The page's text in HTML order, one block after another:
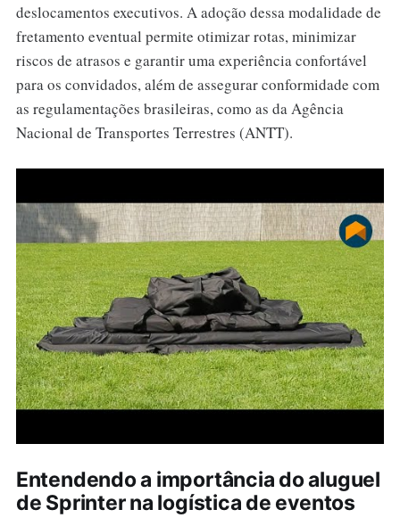
deslocamentos executivos. A adoção dessa modalidade de
fretamento eventual permite otimizar rotas, minimizar
riscos de atrasos e garantir uma experiência confortável
para os convidados, além de assegurar conformidade com
as regulamentações brasileiras, como as da Agência
Nacional de Transportes Terrestres (ANTT).
Entendendo a importância do aluguel
de Sprinter na logística de eventos